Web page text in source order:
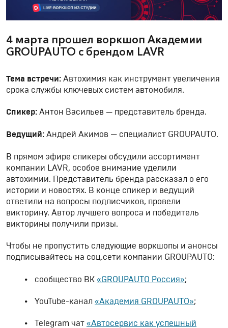
4 марта прошел воркшоп Академии
GROUPAUTO с брендом LAVR
Тема встречи: Автохимия как инструмент увеличения
срока службы ключевых систем автомобиля.
Спикер: Антон Васильев — представитель бренда.
Ведущий: Андрей Акимов — специалист GROUPAUTO.
В прямом эфире спикеры обсудили ассортимент
компании LAVR, особое внимание уделили
автохимии. Представитель бренда рассказал о его
истории и новостях. В конце спикер и ведущий
ответили на вопросы подписчиков, провели
викторину. Автор лучшего вопроса и победитель
викторины получили призы.
Чтобы не пропустить следующие воркшопы и анонсы
подписывайтесь на соц.сети компании GROUPAUTO:
сообщество ВК «GROUPAUTO Россия»;
YouTube-канал «Академия GROUPAUTO»;
Telegram чат «Автосервис как успешный